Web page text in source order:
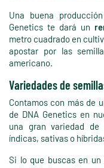
Una buena
Genetics te dará un
metro cuadrado en
apostar por las
americano.
Variedades de
Contamos con más de
de DNA Genetics en
una gran variedad de
índicas, sativas o
Si lo que buscas en